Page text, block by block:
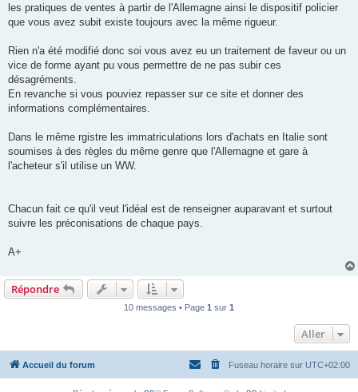
les pratiques de ventes à partir de l'Allemagne ainsi le dispositif policier
que vous avez subit existe toujours avec la même rigueur.
Rien n'a été modifié donc soi vous avez eu un traitement de faveur ou un
vice de forme ayant pu vous permettre de ne pas subir ces
désagréments.
En revanche si vous pouviez repasser sur ce site et donner des
informations complémentaires.
Dans le même rgistre les immatriculations lors d'achats en Italie sont
soumises à des règles du même genre que l'Allemagne et gare à
l'acheteur s'il utilise un WW.
Chacun fait ce qu'il veut l'idéal est de renseigner auparavant et surtout
suivre les préconisations de chaque pays.
A+
Répondre
10 messages • Page 1 sur 1
Aller
Accueil du forum Fuseau horaire sur UTC+02:00